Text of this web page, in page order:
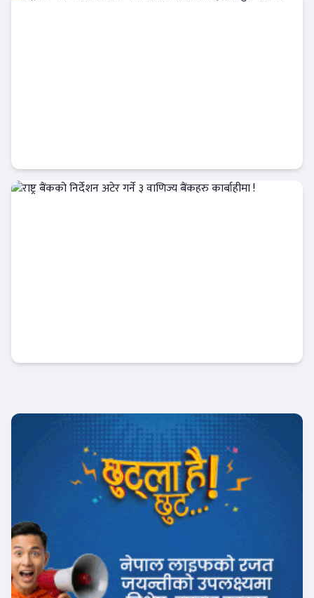
आजको विशेष